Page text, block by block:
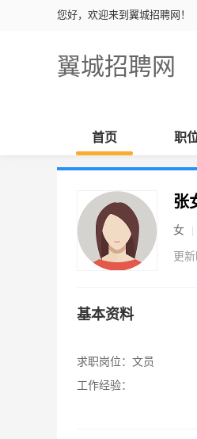
您好，欢迎来到翼城招聘网！
翼城招聘网
首页 职
张
女
更
基本资料
求职岗位： 文员
工作经验：